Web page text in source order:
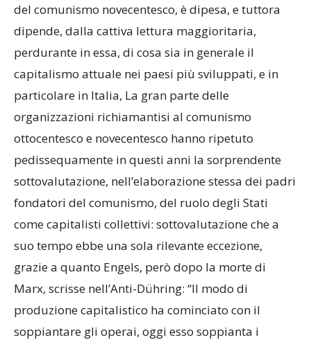
del comunismo novecentesco, è dipesa, e tuttora
dipende, dalla cattiva lettura maggioritaria,
perdurante in essa, di cosa sia in generale il
capitalismo attuale nei paesi più sviluppati, e in
particolare in Italia, La gran parte delle
organizzazioni richiamantisi al comunismo
ottocentesco e novecentesco hanno ripetuto
pedissequamente in questi anni la sorprendente
sottovalutazione, nell’elaborazione stessa dei padri
fondatori del comunismo, del ruolo degli Stati
come capitalisti collettivi: sottovalutazione che a
suo tempo ebbe una sola rilevante eccezione,
grazie a quanto Engels, però dopo la morte di
Marx, scrisse nell’Anti-Dühring: “Il modo di
produzione capitalistico ha cominciato con il
soppiantare gli operai, oggi esso soppianta i